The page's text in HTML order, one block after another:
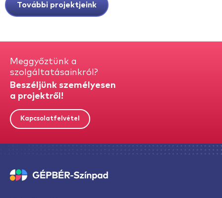
További projektjeink
Meggyőztünk a
szolgáltatásainkról?
Beszéljünk személyesen
a projektről!
Kapcsolatfelvétel